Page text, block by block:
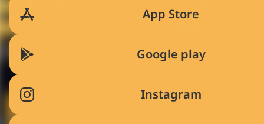
App Store
Google play
Instagram